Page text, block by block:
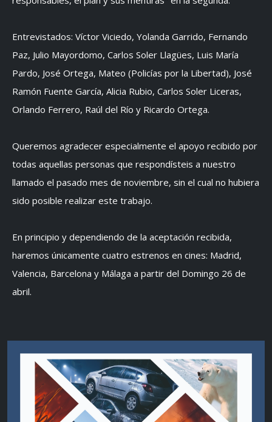
Entrevistados: Víctor Viciedo, Yolanda Garrido, Fernando
Paz, Julio Mayordomo, Carlos Soler Llagües, Luis María
Pardo, José Ortega, Mateo (Policías por la Libertad), José
Ramón Fuente García, Alicia Rubio, Carlos Soler Liceras,
Orlando Ferrero, Raúl del Río y Ricardo Ortega.
Queremos agradecer especialmente el apoyo recibido por
todas aquellas personas que respondísteis a nuestro
llamado el pasado mes de noviembre, sin el cual no hubiera
sido posible realizar este trabajo.
En principio y dependiendo de la aceptación recibida,
haremos únicamente cuatro estrenos en cines: Madrid,
Valencia, Barcelona y Málaga a partir del Domingo 26 de
abril.